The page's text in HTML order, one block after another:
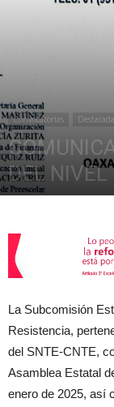
Convocatorias
DEL NIVEL
febrero 4, 2025
La Subcomisión
Resistencia,
del SNTE-CNTE,
Asamblea Estatal
enero de 2025, así